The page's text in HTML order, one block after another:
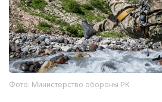
Фото: Министерство обороны РК